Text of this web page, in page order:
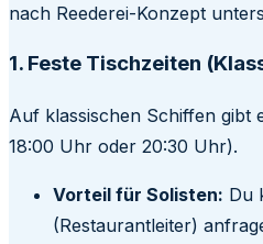
nach Reederei-Konzept
1. Feste Tischzeiten
Auf klassischen Schiffen gibt
18:00 Uhr oder 20:30 Uhr).
Vorteil für Solisten: Du
(Restaurantleiter)